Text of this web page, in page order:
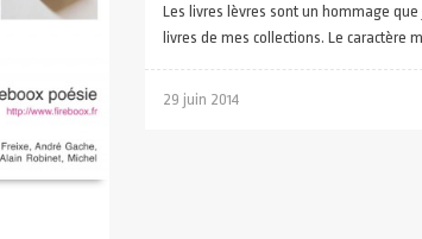
Les livres lèvres sont un hommage que
livres de mes collections. Le caractère
29 juin 2014